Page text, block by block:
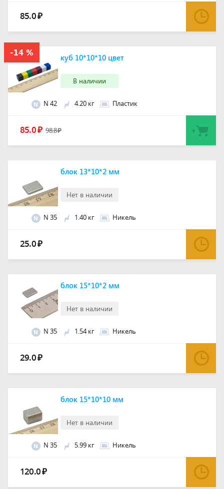
85.0₽
В наличии
куб 10*10*10 цвет
N N 42 4.20 кг Пластик
85.0₽ 98.8₽
Нет в наличии
блок 13*10*2 мм
N N 35 1.40 кг Никель
25.0₽
Нет в наличии
блок 15*10*2 мм
N N 35 1.54 кг Никель
29.0₽
Нет в наличии
блок 15*10*10 мм
N N 35 5.99 кг Никель
120.0₽